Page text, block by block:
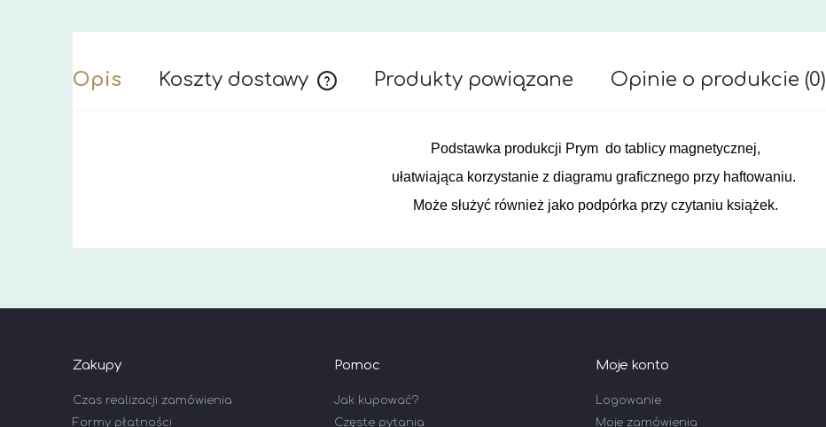
Opis Koszty dostawy Produkty powiązane Opinie o produkcie (0)
Podstawka produkcji Prym do tablicy magnetycznej,
ułatwiająca korzystanie z diagramu graficznego przy haftowaniu.
Może służyć również jako podpórka przy czytaniu książek.
Zakupy
Czas realizacji zamówienia
Formy płatności
Pomoc
Jak kupować?
Częste pytania
Moje konto
Logowanie
Moje zamówienia